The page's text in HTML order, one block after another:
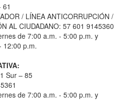
61
/ LÍNEA ANTICORRUPCIÓN /
AL CIUDADANO: 57 601 9145360
de 7:00 a.m. - 5:00 p.m. y
12:00 p.m.
Sur – 85
de 7:00 a.m. - 5:00 p.m. y